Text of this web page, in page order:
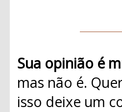
Sua opinião é
mas não é.
isso deixe um